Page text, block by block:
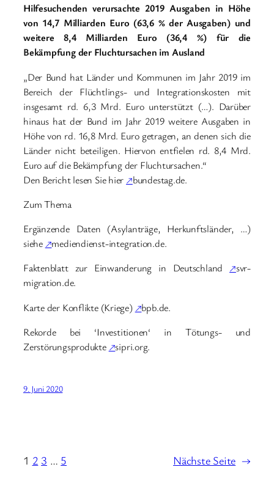
Hilfesuchenden verursachte 2019 Ausgaben in Höhe
von 14,7 Milliarden Euro (63,6 % der Ausgaben) und
weitere 8,4 Milliarden Euro (36,4 %) für die
Bekämpfung der Fluchtursachen im Ausland
„Der Bund hat Länder und Kommunen im Jahr 2019 im
Bereich der Flüchtlings- und Integrationskosten mit
insgesamt rd. 6,3 Mrd. Euro unterstützt (…). Darüber
hinaus hat der Bund im Jahr 2019 weitere Ausgaben in
Höhe von rd. 16,8 Mrd. Euro getragen, an denen sich die
Länder nicht beteiligen. Hiervon entfielen rd. 8,4 Mrd.
Euro auf die Bekämpfung der Fluchtursachen.“
Den Bericht lesen Sie hier ↗bundestag.de.
Zum Thema
Ergänzende Daten (Asylanträge, Herkunftsländer, …)
siehe ↗mediendienst-integration.de.
Faktenblatt zur Einwanderung in Deutschland ↗svr-
migration.de.
Karte der Konflikte (Kriege) ↗bpb.de.
Rekorde bei ‘Investitionen‘ in Tötungs- und
Zerstörungsprodukte ↗sipri.org.
9. Juni 2020
1 2 3 … 5 Nächste Seite →